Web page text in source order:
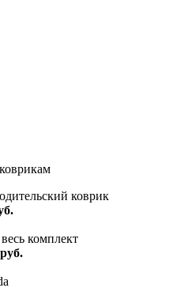
коврик
комплект
руб.